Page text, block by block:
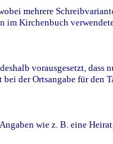
mehrere
im Kirchenbuch
vorausgesetzt,
der Ortsangabe für
wie z. B. eine